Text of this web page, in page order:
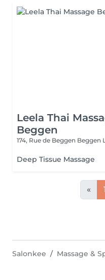
Leela Thai
Beggen
174, Rue de Beggen Beggen
Deep Tissue Massage
«
Salonkee Massage &